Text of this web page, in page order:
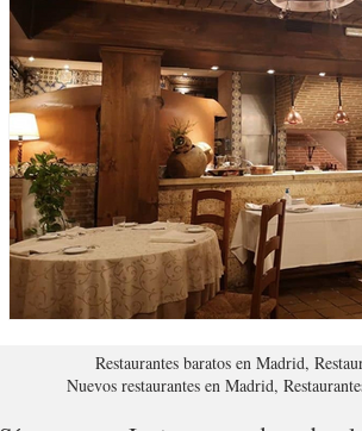
Restaurantes baratos en Madrid,
Nuevos restaurantes en Madrid,